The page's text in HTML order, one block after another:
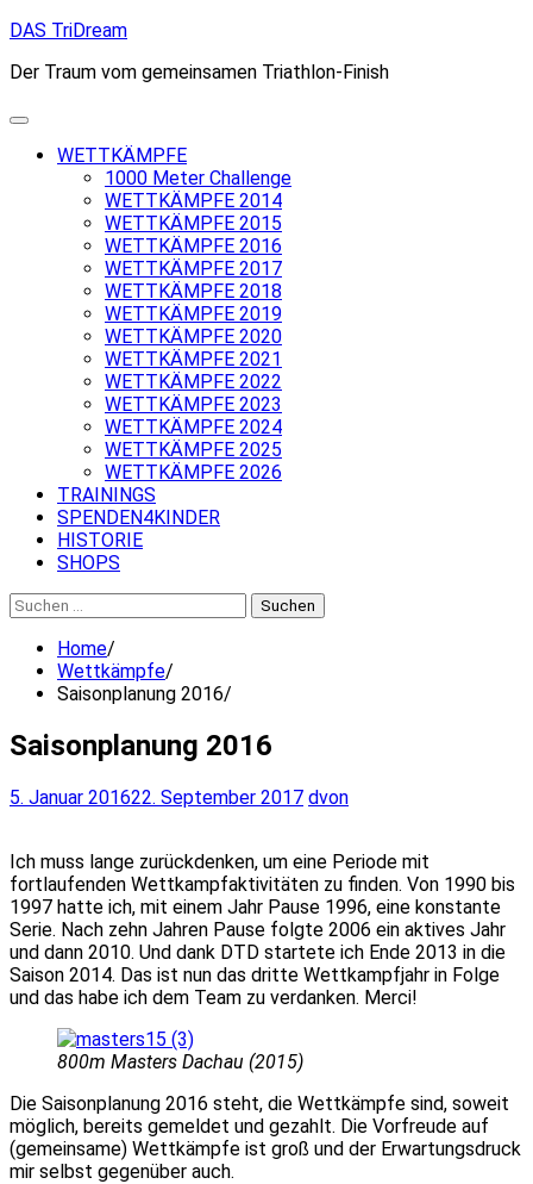
Skip
content
DAS TriDream
Der Traum vom gemeinsamen Triathlon-Finish
WETTKÄMPFE
1000 Meter Challenge
WETTKÄMPFE 2014
WETTKÄMPFE 2015
WETTKÄMPFE 2016
WETTKÄMPFE 2017
WETTKÄMPFE 2018
WETTKÄMPFE 2019
WETTKÄMPFE 2020
WETTKÄMPFE 2021
WETTKÄMPFE 2022
WETTKÄMPFE 2023
WETTKÄMPFE 2024
WETTKÄMPFE 2025
WETTKÄMPFE 2026
TRAININGS
SPENDEN4KINDER
HISTORIE
SHOPS
Suchen
nach:
Home
Wettkämpfe
Saisonplanung 2016
Saisonplanung 2016
5. Januar 201622. September 2017 dvon
Ich muss lange zurückdenken, um eine Periode mit
fortlaufenden Wettkampfaktivitäten zu finden. Von 1990 bis
1997 hatte ich, mit einem Jahr Pause 1996, eine konstante
Serie. Nach zehn Jahren Pause folgte 2006 ein aktives Jahr
und dann 2010. Und dank DTD startete ich Ende 2013 in die
Saison 2014. Das ist nun das dritte Wettkampfjahr in Folge
und das habe ich dem Team zu verdanken. Merci!
800m Masters Dachau (2015)
Die Saisonplanung 2016 steht, die Wettkämpfe sind, soweit
möglich, bereits gemeldet und gezahlt. Die Vorfreude auf
(gemeinsame) Wettkämpfe ist groß und der Erwartungsdruck
mir selbst gegenüber auch.